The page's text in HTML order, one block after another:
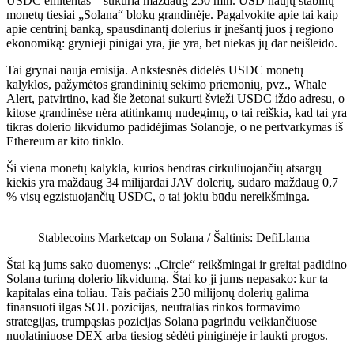
monetų tiesiai „Solana“ blokų grandinėje. Pagalvokite apie tai kaip
apie centrinį banką, spausdinantį dolerius ir įnešantį juos į regiono
ekonomiką: grynieji pinigai yra, jie yra, bet niekas jų dar neišleido.
Tai grynai nauja emisija. Ankstesnės didelės USDC monetų
kalyklos, pažymėtos grandininių sekimo priemonių, pvz., Whale
Alert, patvirtino, kad šie žetonai sukurti švieži USDC iždo adresu, o
kitose grandinėse nėra atitinkamų nudegimų, o tai reiškia, kad tai yra
tikras dolerio likvidumo padidėjimas Solanoje, o ne pertvarkymas iš
Ethereum ar kito tinklo.
Ši viena monetų kalykla, kurios bendras cirkuliuojančių atsargų
kiekis yra maždaug 34 milijardai JAV dolerių, sudaro maždaug 0,7
% visų egzistuojančių USDC, o tai jokiu būdu nereikšminga.
Stablecoins Marketcap on Solana / Šaltinis: DefiLlama
Štai ką jums sako duomenys: „Circle“ reikšmingai ir greitai padidino
Solana turimą dolerio likvidumą. Štai ko ji jums nepasako: kur ta
kapitalas eina toliau. Tais pačiais 250 milijonų dolerių galima
finansuoti ilgas SOL pozicijas, neutralias rinkos formavimo
strategijas, trumpąsias pozicijas Solana pagrindu veikiančiuose
nuolatiniuose DEX arba tiesiog sėdėti piniginėje ir laukti progos.